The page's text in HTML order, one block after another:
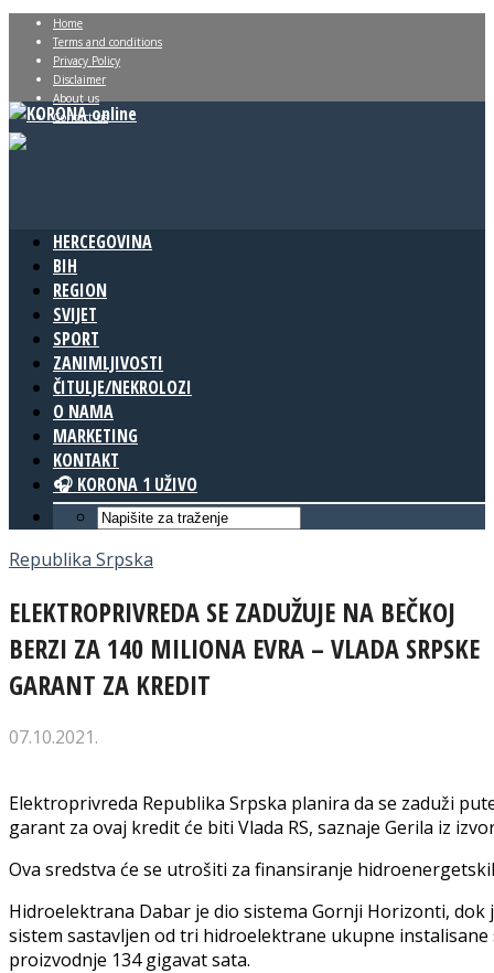
Home
Terms and conditions
Privacy Policy
Disclaimer
About us
Contact us
HERCEGOVINA
BIH
REGION
SVIJET
SPORT
ZANIMLJIVOSTI
ČITULJE/NEKROLOZI
O NAMA
MARKETING
KONTAKT
🎧 KORONA 1 UŽIVO
Republika Srpska
ELEKTROPRIVREDA SE ZADUŽUJE NA BEČKOJ
BERZI ZA 140 MILIONA EVRA – VLADA SRPSKE
GARANT ZA KREDIT
07.10.2021.
Elektroprivreda Republika Srpska planira da se zaduži
garant za ovaj kredit će biti Vlada RS, saznaje Gerila iz
Ova sredstva će se utrošiti za finansiranje
Hidroelektrana Dabar je dio sistema Gornji Horizonti,
sistem sastavljen od tri hidroelektrane ukupne
proizvodnje 134 gigavat sata.